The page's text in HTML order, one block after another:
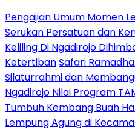
Pengajian Umum Momen
Serukan Persatuan dan
Keliling Di Ngadirojo
KetertibanSafari
Silaturrahmi dan
Ngadirojo Nilai Program
Tumbuh Kembang Buah
Lempung Agung di